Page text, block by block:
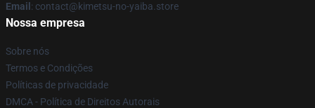
Email : contact@kimetsu-no-yaiba.store
Nossa empresa
Sobre nós
Termos e Condições
Políticas de privacidade
DMCA - Política de Direitos Autorais